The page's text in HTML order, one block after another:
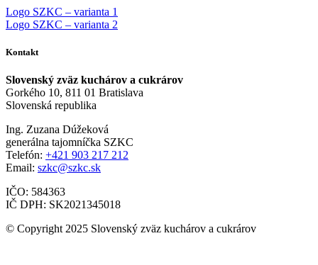
Logo SZKC – varianta 1
Logo SZKC – varianta 2
Kontakt
Slovenský zväz kuchárov a cukrárov
Gorkého 10, 811 01 Bratislava
Slovenská republika
Ing. Zuzana Dúžeková
generálna tajomníčka SZKC
Telefón: +421 903 217 212
Email: szkc@szkc.sk
IČO: 584363
IČ DPH: SK2021345018
© Copyright 2025 Slovenský zväz kuchárov a cukrárov